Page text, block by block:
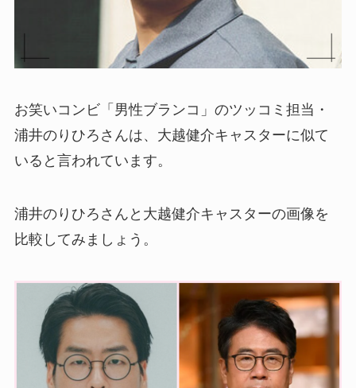
お笑いコンビ「男性ブランコ」のツッコミ担当・
浦井のりひろさんは、大越健介キャスターに似て
いると言われています。
浦井のりひろさんと大越健介キャスターの画像を
比較してみましょう。